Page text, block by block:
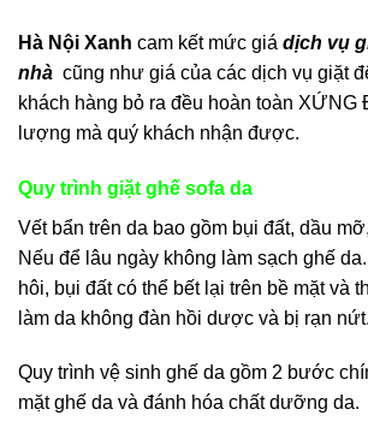
Hà Nội Xanh cam kết mức giá dịch vụ
nhà cũng như giá của các dịch vụ giặt
khách hàng bỏ ra đều hoàn toàn XỨNG
lượng mà quý khách nhận được.
Quy trình giặt ghế sofa da
Vết bẩn trên da bao gồm bụi đất, dầu
Nếu để lâu ngày không làm sạch ghế
hôi, bụi đất có thể bết lại trên bề mặt và
làm da không đàn hồi dược và bị rạn nứt.
Quy trình vệ sinh ghế da gồm 2 bước
mặt ghế da và đánh hóa chất dưỡng da.